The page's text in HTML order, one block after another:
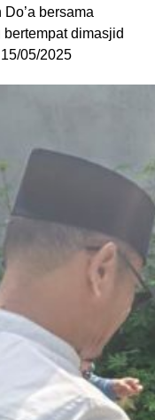
bersama
dimasjid
05/2025